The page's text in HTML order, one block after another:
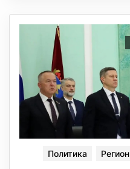
Политика Регион